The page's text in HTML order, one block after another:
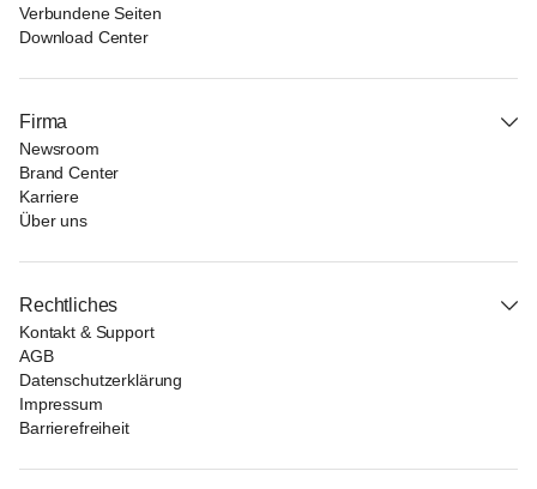
Verbundene Seiten
Download Center
Firma
Newsroom
Brand Center
Karriere
Über uns
Rechtliches
Kontakt & Support
AGB
Datenschutzerklärung
Impressum
Barrierefreiheit